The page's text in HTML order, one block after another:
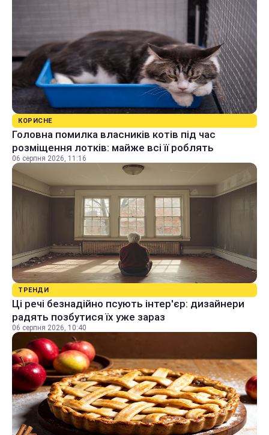
КОРИСНЕ
Головна помилка власників котів під час
розміщення лотків: майже всі її роблять
06 серпня 2026, 11:16
ТРЕНДИ
Ці речі безнадійно псують інтер'єр: дизайнери
радять позбутися їх уже зараз
06 серпня 2026, 10:40